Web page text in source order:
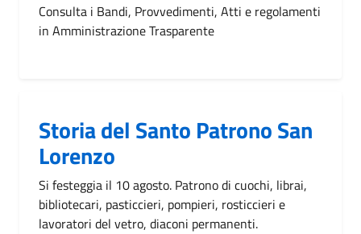
Consulta i Bandi, Provvedimenti, Atti e regolamenti
in Amministrazione Trasparente
Storia del Santo Patrono San
Lorenzo
Si festeggia il 10 agosto. Patrono di cuochi, librai,
bibliotecari, pasticcieri, pompieri, rosticcieri e
lavoratori del vetro, diaconi permanenti.